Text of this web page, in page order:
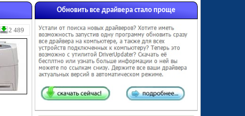
Обновить все драйвера стало проще
2 489